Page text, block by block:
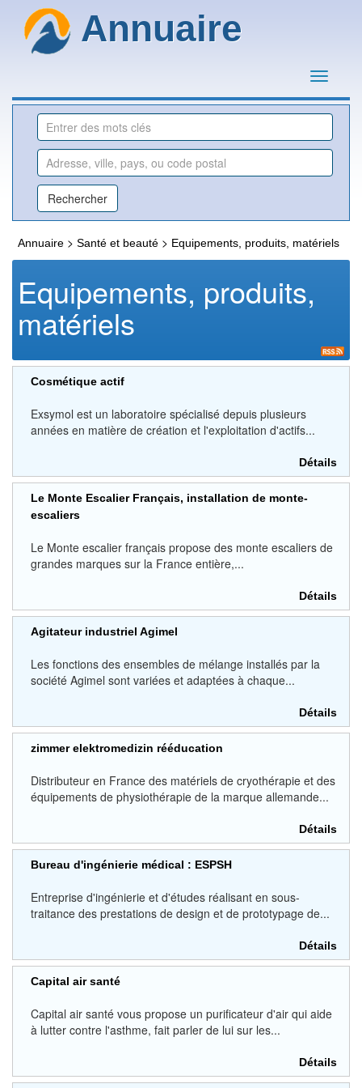
Annuaire
Annuaire > Santé et beauté > Equipements, produits, matériels
Equipements, produits,
matériels
Cosmétique actif
Exsymol est un laboratoire spécialisé depuis plusieurs
années en matière de création et l'exploitation d'actifs...
Détails
Le Monte Escalier Français, installation de monte-
escaliers
Le Monte escalier français propose des monte escaliers de
grandes marques sur la France entière,...
Détails
Agitateur industriel Agimel
Les fonctions des ensembles de mélange installés par la
société Agimel sont variées et adaptées à chaque...
Détails
zimmer elektromedizin rééducation
Distributeur en France des matériels de cryothérapie et des
équipements de physiothérapie de la marque allemande...
Détails
Bureau d'ingénierie médical : ESPSH
Entreprise d'ingénierie et d'études réalisant en sous-
traitance des prestations de design et de prototypage de...
Détails
Capital air santé
Capital air santé vous propose un purificateur d'air qui aide
à lutter contre l'asthme, fait parler de lui sur les...
Détails